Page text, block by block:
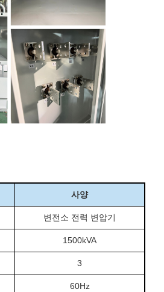
사양
변전소 전력 변압기
1500kVA
3
60Hz